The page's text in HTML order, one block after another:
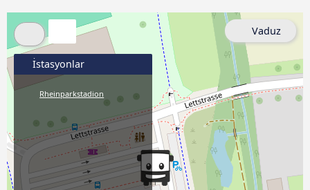
İstasyonlar
Rheinparkstadion
Vaduz